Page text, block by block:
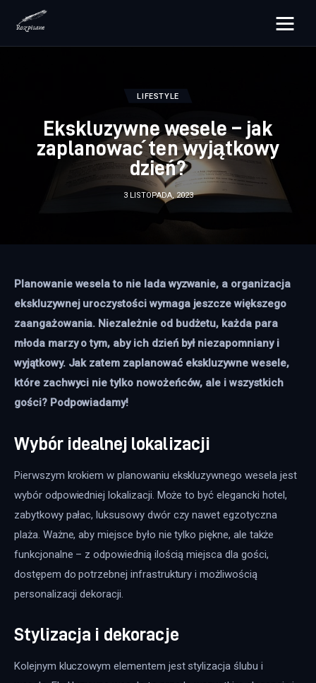
rozpisane.pl
Zdrowie
LIFESTYLE
Ekskluzywne wesele – jak
zaplanować ten wyjątkowy
dzień?
3 LISTOPADA, 2023
Planowanie wesela to nie lada wyzwanie, a organizacja
ekskluzywnej uroczystości wymaga jeszcze większego
zaangażowania. Niezależnie od budżetu, każda para
młoda marzy o tym, aby ich dzień był niezapomniany i
wyjątkowy. Jak zatem zaplanować ekskluzywne wesele,
które zachwyci nie tylko nowożeńców, ale i wszystkich
gości? Podpowiadamy!
Wybór idealnej lokalizacji
Pierwszym krokiem w planowaniu ekskluzywnego wesela jest
wybór odpowiedniej lokalizacji. Może to być elegancki hotel,
zabytkowy pałac, luksusowy dwór czy nawet egzotyczna
plaża. Ważne, aby miejsce było nie tylko piękne, ale także
funkcjonalne – z odpowiednią ilością miejsca dla gości,
dostępem do potrzebnej infrastruktury i możliwością
personalizacji dekoracji.
Stylizacja i dekoracje
Kolejnym kluczowym elementem jest stylizacja ślubu i